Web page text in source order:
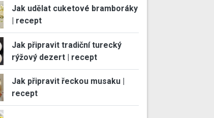
Jak udělat cuketové bramboráky
| recept
Jak připravit tradiční turecký
rýžový dezert | recept
Jak připravit řeckou musaku |
recept